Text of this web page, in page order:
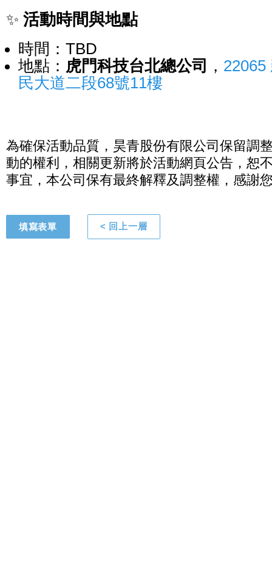
✨ 活動時間與地點
時間：TBD
地點： 虎門科技台北總公司 ， 22065
民大道二段68號11樓
為確保活動品質，昊青股份有限公司保留調
動的權利，相關更新將於活動網頁公告，恕
事宜，本公司保有最終解釋及調整權，感謝
填寫表單